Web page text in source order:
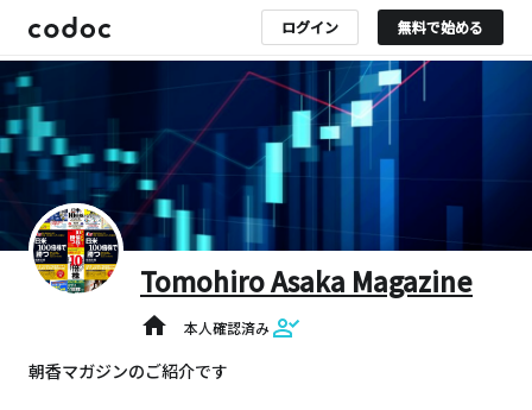
ログイン 無料で始める
Tomohiro Asaka Magazine
home 本人確認済み
朝香マガジンのご紹介です